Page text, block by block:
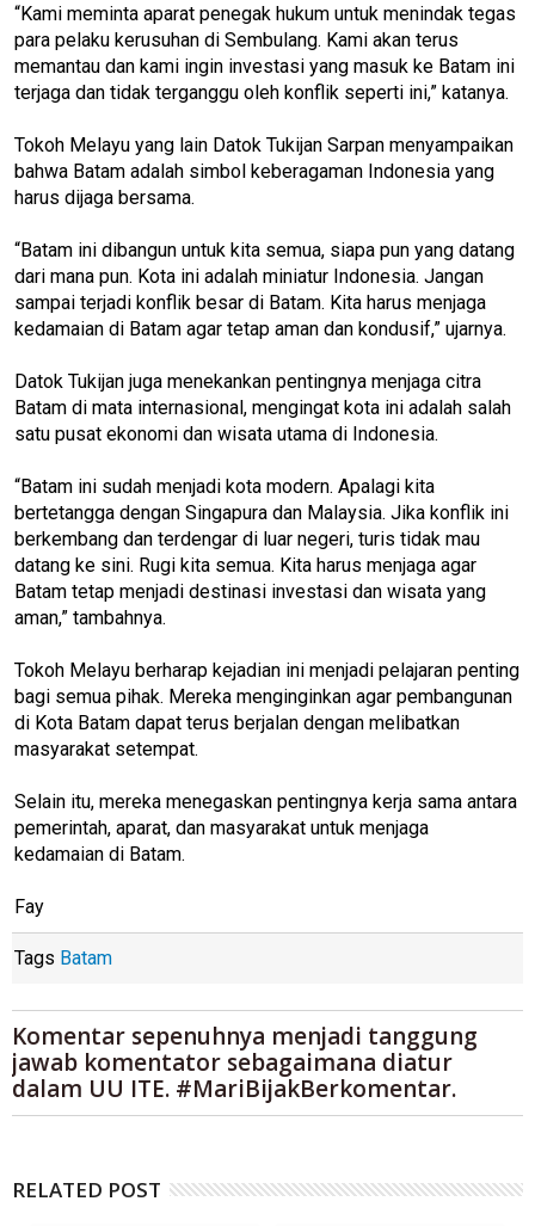
“Kami meminta aparat penegak hukum untuk menindak tegas
para pelaku kerusuhan di Sembulang. Kami akan terus
memantau dan kami ingin investasi yang masuk ke Batam ini
terjaga dan tidak terganggu oleh konflik seperti ini,” katanya.
Tokoh Melayu yang lain Datok Tukijan Sarpan menyampaikan
bahwa Batam adalah simbol keberagaman Indonesia yang
harus dijaga bersama.
“Batam ini dibangun untuk kita semua, siapa pun yang datang
dari mana pun. Kota ini adalah miniatur Indonesia. Jangan
sampai terjadi konflik besar di Batam. Kita harus menjaga
kedamaian di Batam agar tetap aman dan kondusif,” ujarnya.
Datok Tukijan juga menekankan pentingnya menjaga citra
Batam di mata internasional, mengingat kota ini adalah salah
satu pusat ekonomi dan wisata utama di Indonesia.
“Batam ini sudah menjadi kota modern. Apalagi kita
bertetangga dengan Singapura dan Malaysia. Jika konflik ini
berkembang dan terdengar di luar negeri, turis tidak mau
datang ke sini. Rugi kita semua. Kita harus menjaga agar
Batam tetap menjadi destinasi investasi dan wisata yang
aman,” tambahnya.
Tokoh Melayu berharap kejadian ini menjadi pelajaran penting
bagi semua pihak. Mereka menginginkan agar pembangunan
di Kota Batam dapat terus berjalan dengan melibatkan
masyarakat setempat.
Selain itu, mereka menegaskan pentingnya kerja sama antara
pemerintah, aparat, dan masyarakat untuk menjaga
kedamaian di Batam.
Fay
Tags Batam
Komentar sepenuhnya menjadi tanggung
jawab komentator sebagaimana diatur
dalam UU ITE. #MariBijakBerkomentar.
RELATED POST